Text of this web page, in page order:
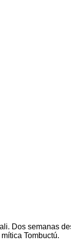
Dos semanas
Tombuctú.